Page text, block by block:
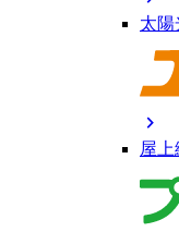
太陽
chevron_right
屋